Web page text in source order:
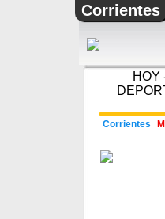
Corrientes
HOY
Corrientes